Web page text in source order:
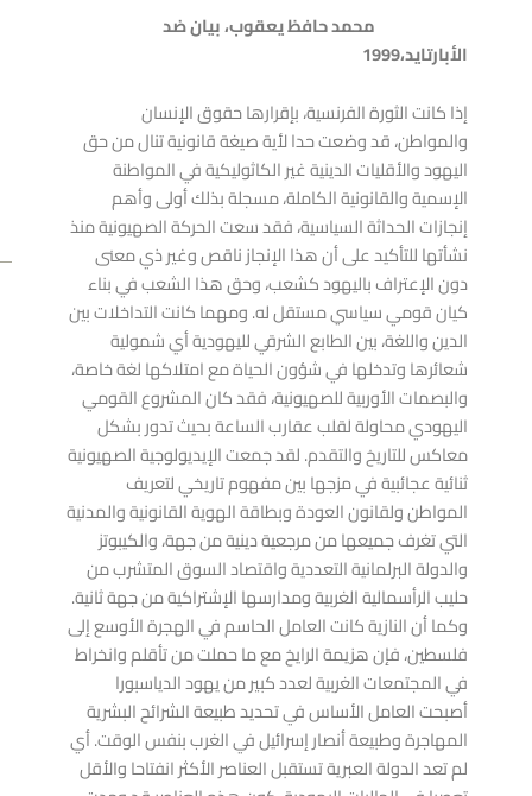
محمد حافظ يعقوب، بيان ضد
الأبارتايد،1999
إذا كانت الثورة الفرنسية، بإقرارها حقوق الإنسان
والمواطن، قد وضعت حدا لأية صيغة قانونية تنال من حق
اليهود والأقليات الدينية غير الكاثوليكية في المواطنة
الإسمية والقانونية الكاملة، مسجلة بذلك أولى وأهم
إنجازات الحداثة السياسية، فقد سعت الحركة الصهيونية منذ
نشأتها للتأكيد على أن هذا الإنجاز ناقص وغير ذي معنى
دون الإعتراف باليهود كشعب، وحق هذا الشعب في بناء
كيان قومي سياسي مستقل له. ومهما كانت التداخلات بين
الدين واللغة، بين الطابع الشرقي لليهودية أي شمولية
شعائرها وتدخلها في شؤون الحياة مع امتلاكها لغة خاصة،
والبصمات الأوربية للصهيونية، فقد كان المشروع القومي
اليهودي محاولة لقلب عقارب الساعة بحيث تدور بشكل
معاكس للتاريخ والتقدم. لقد جمعت الإيديولوجية الصهيونية
ثنائية عجائبية في مزجها بين مفهوم تاريخي لتعريف
المواطن ولقانون العودة وبطاقة الهوية القانونية والمدنية
التي تغرف جميعها من مرجعية دينية من جهة، والكيبوتز
والدولة البرلمانية التعددية واقتصاد السوق المتشرب من
حليب الرأسمالية الغربية ومدارسها الإشتراكية من جهة ثانية.
وكما أن النازية كانت العامل الحاسم في الهجرة الأوسع إلى
فلسطين، فإن هزيمة الرايخ مع ما حملت من تأقلم وانخراط
في المجتمعات الغربية لعدد كبير من يهود الدياسبورا
أصبحت العامل الأساس في تحديد طبيعة الشرائح البشرية
المهاجرة وطبيعة أنصار إسرائيل في الغرب بنفس الوقت. أي
لم تعد الدولة العبرية تستقبل العناصر الأكثر انفتاحا والأقل